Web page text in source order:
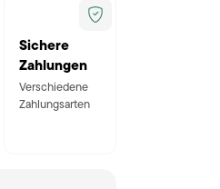
Sichere
Zahlungen
Verschiedene
Zahlungsarten